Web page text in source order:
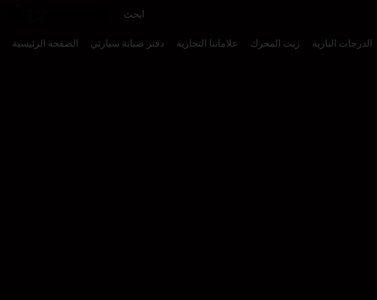
الصفحة الرئيسية دفتر صيانة سيارتي علاماتنا التجارية زيت المحرك الدرجات النارية